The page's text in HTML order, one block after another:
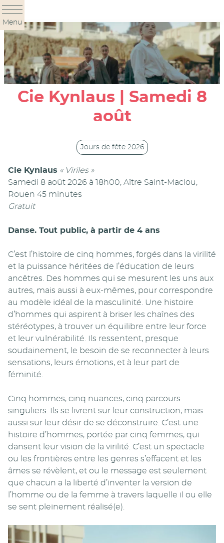
Panneau de gestion des cookies
Menu
Cie Kynlaus | Samedi 8
août
Jours de fête 2026
Cie Kynlaus « Viriles »
Samedi 8 août 2026 à 18h00, Aître Saint-Maclou,
Rouen 45 minutes
Gratuit
Danse. Tout public, à partir de 4 ans
C’est l’histoire de cinq hommes, forgés dans la virilité
et la puissance héritées de l’éducation de leurs
ancêtres. Des hommes qui se mesurent les uns aux
autres, mais aussi à eux-mêmes, pour correspondre
au modèle idéal de la masculinité. Une histoire
d’hommes qui aspirent à briser les chaînes des
stéréotypes, à trouver un équilibre entre leur force
et leur vulnérabilité. Ils ressentent, presque
soudainement, le besoin de se reconnecter à leurs
sensations, leurs émotions, et à leur part de
féminité.
Cinq hommes, cinq nuances, cinq parcours
singuliers. Ils se livrent sur leur construction, mais
aussi sur leur désir de se déconstruire. C’est une
histoire d’hommes, portée par cinq femmes, qui
dansent leur vision de la virilité. C’est un spectacle
ou les frontières entre les genres s’effacent et les
âmes se révèlent, et ou le message est seulement
que chacun a la liberté d’inventer la version de
l’homme ou de la femme à travers laquelle il ou elle
se sent pleinement réalisé(e).